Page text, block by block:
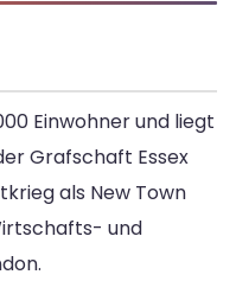
Einwohner und liegt
Grafschaft Essex
als New Town
und